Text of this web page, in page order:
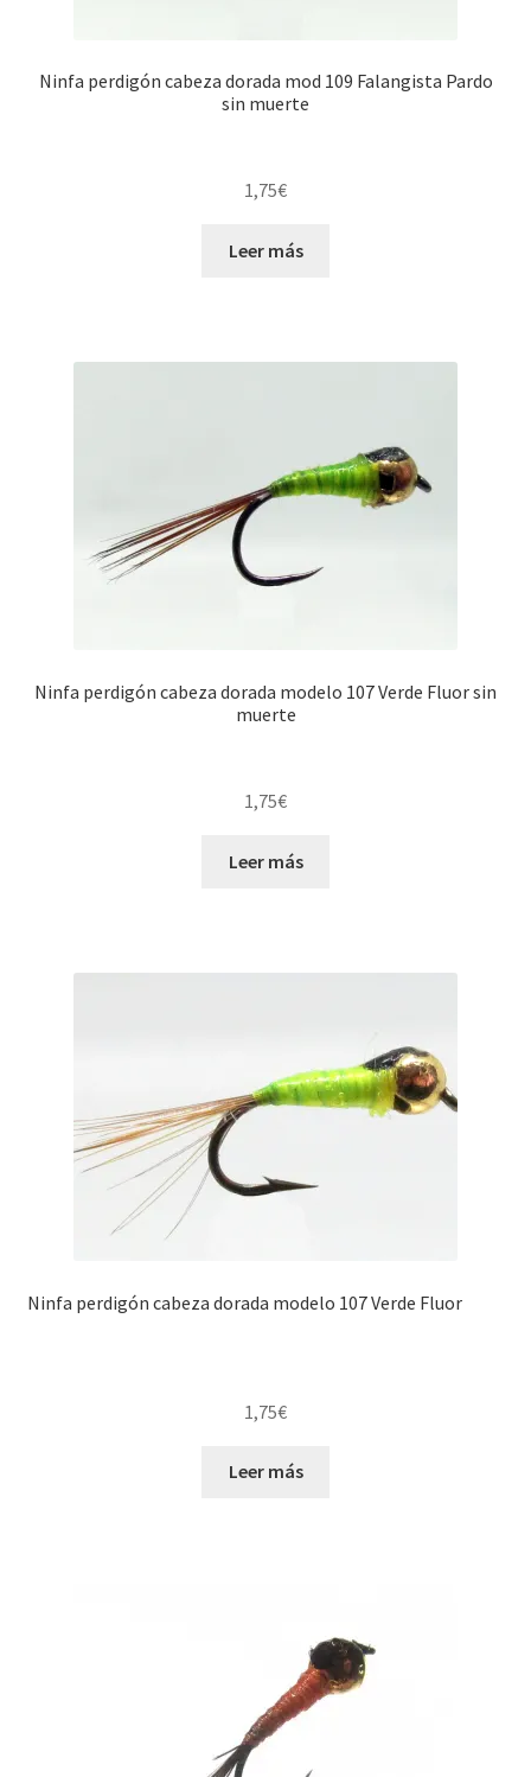
Ninfa perdigón cabeza dorada mod 109 Falangista Pardo
sin muerte
1,75€
Leer más
Ninfa perdigón cabeza dorada modelo 107 Verde Fluor sin
muerte
1,75€
Leer más
Ninfa perdigón cabeza dorada modelo 107 Verde Fluor
1,75€
Leer más